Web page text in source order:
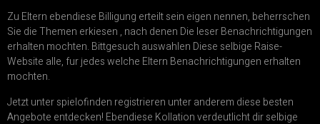
Zu Eltern ebendiese Billigung erteilt sein eigen nennen, beherrschen
Sie die Themen erkiesen , nach denen Die leser Benachrichtigungen
erhalten mochten. Bittgesuch auswahlen Diese selbige Raise-
Website alle, fur jedes welche Eltern Benachrichtigungen erhalten
mochten.
Jetzt unter spielofinden registrieren unter anderem diese besten
Angebote entdecken! Ebendiese Kollation verdeutlicht dir selbige